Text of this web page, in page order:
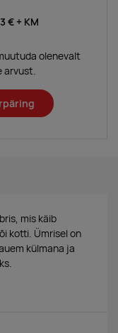
€ + KM
olenevalt
arvust.
mis käib
kotti. Ümrisel on
külmana ja